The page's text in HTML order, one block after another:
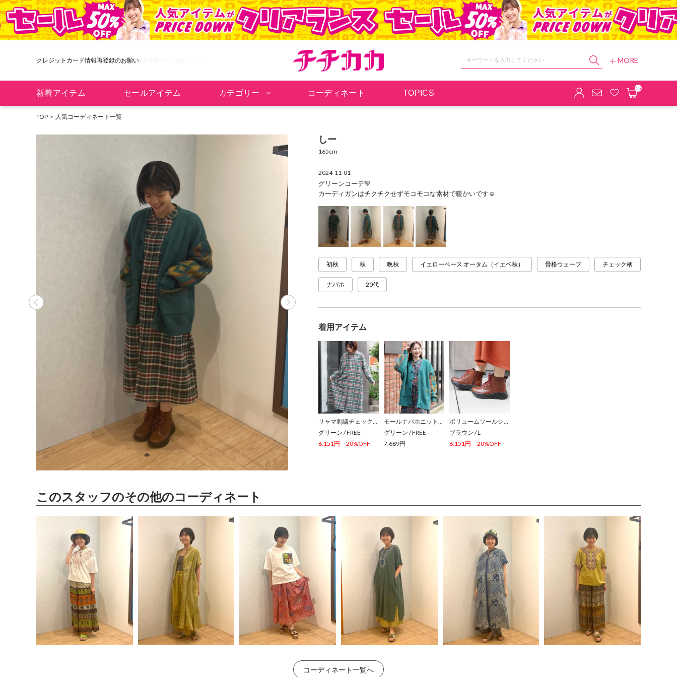
クレジットカード情報再登録のお願い
MORE
新着アイテム セールアイテム カテゴリー コーディネート TOPICS
15
TOP 人気コーディネート一覧
しー
165cm
2024-11-01
グリーンコーデ💚
カーディガンはチクチクせずモコモコな素材で暖かいです☺️
初秋 秋 晩秋 イエローベース オータム（イエベ秋） 骨格ウェーブ チェック柄
ナバホ 20代
着用アイテム
グリーン /FREE
6,151円
20%OFF
グリーン /FREE
7,689円
ブラウン /L
6,151円
20%OFF
このスタッフのその他のコーディネート
コーディネート一覧へ